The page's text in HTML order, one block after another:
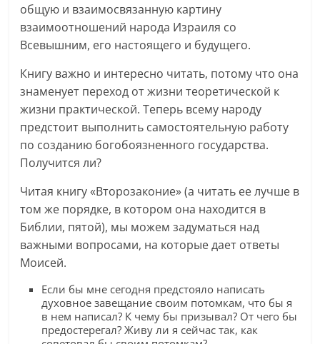
общую и взаимосвязанную картину
взаимоотношений народа Израиля со
Всевышним, его настоящего и будущего.
Книгу важно и интересно читать, потому что она
знаменует переход от жизни теоретической к
жизни практической. Теперь всему народу
предстоит выполнить самостоятельную работу
по созданию богобоязненного государства.
Получится ли?
Читая книгу «Второзаконие» (а читать ее лучше в
том же порядке, в котором она находится в
Библии, пятой), мы можем задуматься над
важными вопросами, на которые дает ответы
Моисей.
Если бы мне сегодня предстояло написать
духовное завещание своим потомкам, что бы я
в нем написал? К чему бы призывал? От чего бы
предостерегал? Живу ли я сейчас так, как